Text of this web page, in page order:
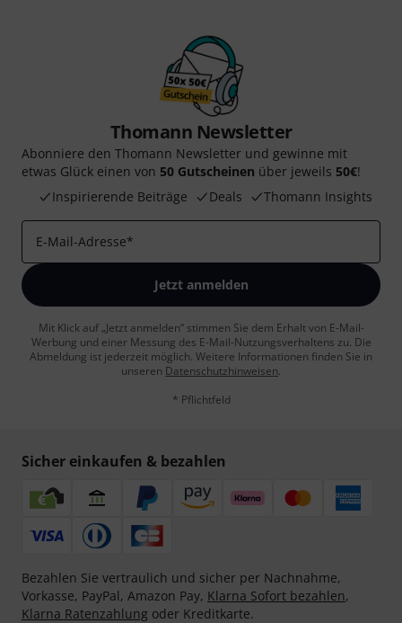
Thomann Newsletter
Abonniere den Thomann Newsletter und gewinne mit
etwas Glück einen von 50 Gutscheinen über jeweils 50€!
Inspirierende Beiträge
Deals Thomann Insights
E-Mail-Adresse*
Jetzt anmelden
Mit Klick auf „Jetzt anmelden“ stimmen Sie dem Erhalt von E-Mail-
Werbung und einer Messung des E-Mail-Nutzungsverhaltens zu. Die
Abmeldung ist jederzeit möglich. Weitere Informationen finden Sie in
unseren Datenschutzhinweisen.
* Pflichtfeld
Sicher einkaufen & bezahlen
Bezahlen Sie vertraulich und sicher per Nachnahme,
Vorkasse, PayPal, Amazon Pay, Klarna Sofort bezahlen,
Klarna Ratenzahlung oder Kreditkarte.